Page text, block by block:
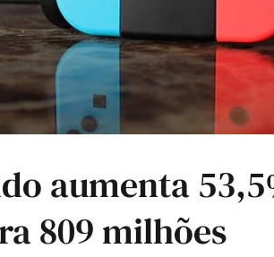
aumenta
809 milhões